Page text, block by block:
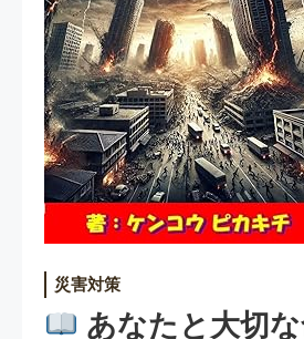
災害対策
あなたと大切